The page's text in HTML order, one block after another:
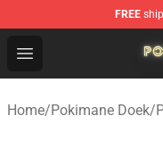
FREE
Open menu
Pokimane Store -
Home/Pokimane Doek/